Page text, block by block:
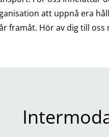
att uppnå era
framåt. Hör av dig till oss